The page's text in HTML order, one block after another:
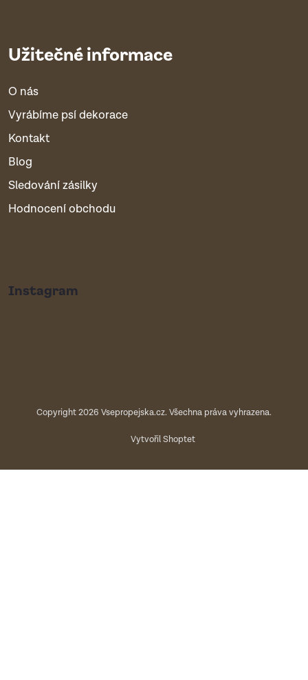
Užitečné informace
O nás
Vyrábíme psí dekorace
Kontakt
Blog
Sledování zásilky
Hodnocení obchodu
Instagram
Vytvořil Shoptet
Copyright 2026 Vsepropejska.cz. Všechna práva vyhrazena.